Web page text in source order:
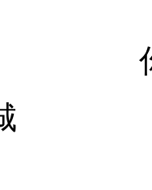
你